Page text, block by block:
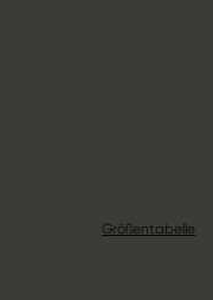
Größentabelle